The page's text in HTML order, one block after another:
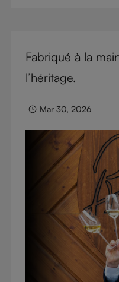
sommet d’artisanat et
collectionneurs, les
du verre qui a
Fabriqué à la
l’héritage.
Mar 30, 2026